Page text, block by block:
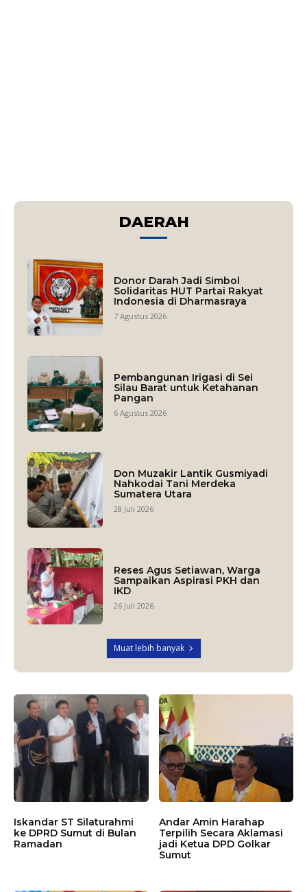
DAERAH
Donor Darah Jadi Simbol
Solidaritas HUT Partai Rakyat
Indonesia di Dharmasraya
7 Agustus 2026
Pembangunan Irigasi di Sei
Silau Barat untuk Ketahanan
Pangan
6 Agustus 2026
Don Muzakir Lantik Gusmiyadi
Nahkodai Tani Merdeka
Sumatera Utara
28 Juli 2026
Reses Agus Setiawan, Warga
Sampaikan Aspirasi PKH dan
IKD
26 Juli 2026
Muat lebih banyak
Iskandar ST Silaturahmi
ke DPRD Sumut di Bulan
Ramadan
Andar Amin Harahap
Terpilih Secara Aklamasi
jadi Ketua DPD Golkar
Sumut